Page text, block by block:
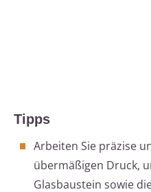
Tipps
Arbeiten Sie präzise
übermäßigen Druck,
Glasbaustein sowie